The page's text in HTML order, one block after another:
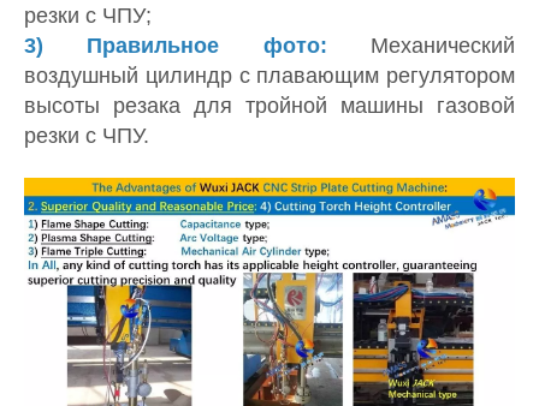
резки с ЧПУ;
3)
Правильное фото: Механический
воздушный цилиндр с плавающим регулятором
высоты резака для тройной машины газовой
резки с ЧПУ.